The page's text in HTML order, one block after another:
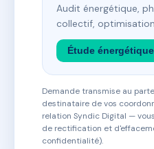
Audit énergétique,
collectif,
Étude énergétique
Demande transmise au
destinataire de vos
relation Syndic Digital —
de rectification et
confidentialité).